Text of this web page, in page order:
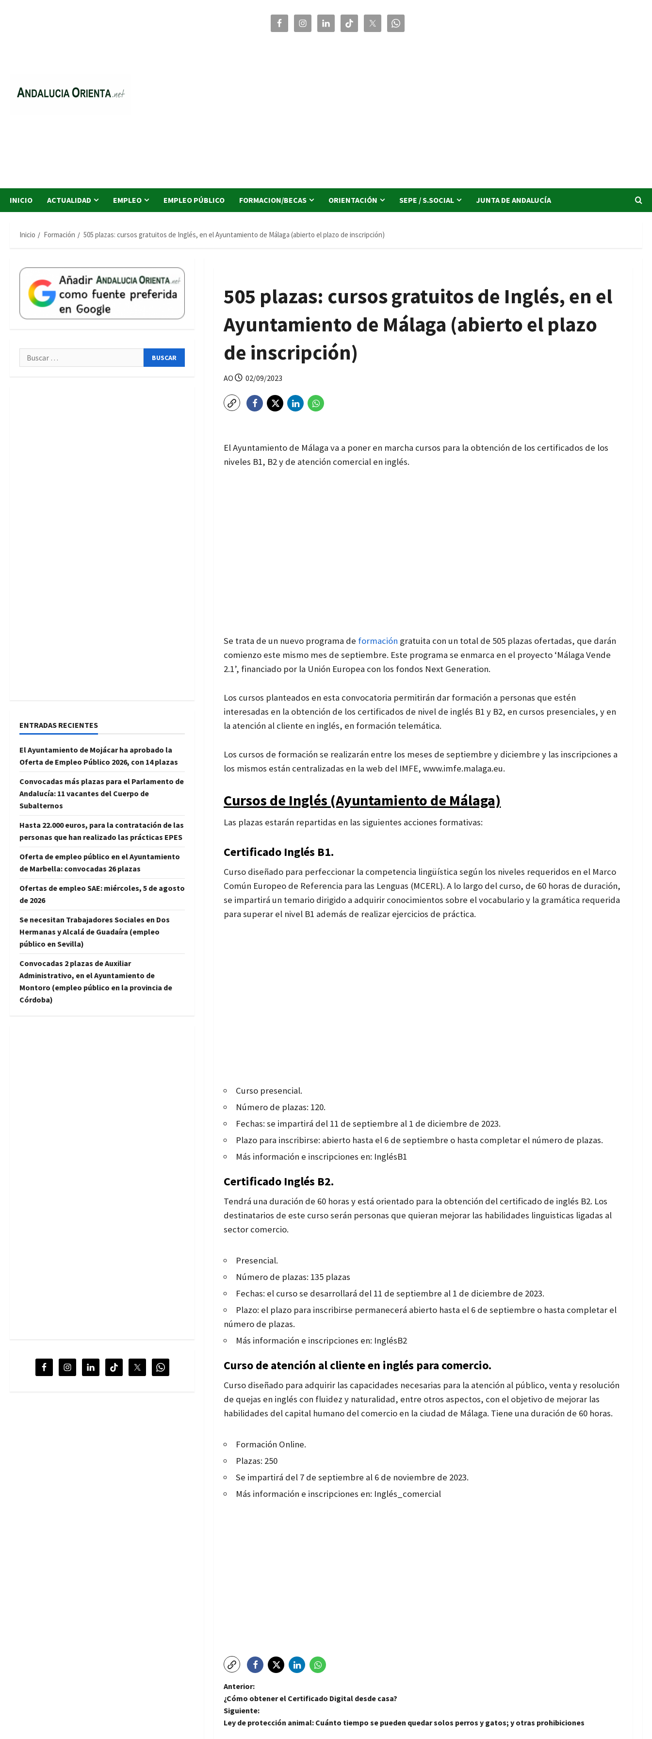
INICIO ACTUALIDAD EMPLEO EMPLEO PÚBLICO FORMACION/BECAS ORIENTACIÓN SEPE / S.SOCIAL JUNTA DE ANDALUCÍA
Inicio Formación 505 plazas: cursos gratuitos de Inglés, en el Ayuntamiento de Málaga (abierto el plazo de inscripción)
505 plazas: cursos gratuitos de Inglés, en el
Ayuntamiento de Málaga (abierto el plazo
de inscripción)
AO 02/09/2023
El Ayuntamiento de Málaga va a poner en marcha cursos para la obtención de los certificados de los
niveles B1, B2 y de atención comercial en inglés.
Se trata de un nuevo programa de formación gratuita con un total de 505 plazas ofertadas, que darán
comienzo este mismo mes de septiembre. Este programa se enmarca en el proyecto ‘Málaga Vende
2.1’, financiado por la Unión Europea con los fondos Next Generation.
Los cursos planteados en esta convocatoria permitirán dar formación a personas que estén
interesadas en la obtención de los certificados de nivel de inglés B1 y B2, en cursos presenciales, y en
la atención al cliente en inglés, en formación telemática.
Los cursos de formación se realizarán entre los meses de septiembre y diciembre y las inscripciones a
los mismos están centralizadas en la web del IMFE, www.imfe.malaga.eu.
Cursos de Inglés (Ayuntamiento de Málaga)
Las plazas estarán repartidas en las siguientes acciones formativas:
Certificado Inglés B1.
Curso diseñado para perfeccionar la competencia lingüística según los niveles requeridos en el Marco
Común Europeo de Referencia para las Lenguas (MCERL). A lo largo del curso, de 60 horas de duración,
se impartirá un temario dirigido a adquirir conocimientos sobre el vocabulario y la gramática requerida
para superar el nivel B1 además de realizar ejercicios de práctica.
Curso presencial.
Número de plazas: 120.
Fechas: se impartirá del 11 de septiembre al 1 de diciembre de 2023.
Plazo para inscribirse: abierto hasta el 6 de septiembre o hasta completar el número de plazas.
Más información e inscripciones en: InglésB1
Certificado Inglés B2.
Tendrá una duración de 60 horas y está orientado para la obtención del certificado de inglés B2. Los
destinatarios de este curso serán personas que quieran mejorar las habilidades linguisticas ligadas al
sector comercio.
Presencial.
Número de plazas: 135 plazas
Fechas: el curso se desarrollará del 11 de septiembre al 1 de diciembre de 2023.
Plazo: el plazo para inscribirse permanecerá abierto hasta el 6 de septiembre o hasta completar el
número de plazas.
Más información e inscripciones en: InglésB2
Curso de atención al cliente en inglés para comercio.
Curso diseñado para adquirir las capacidades necesarias para la atención al público, venta y resolución
de quejas en inglés con fluidez y naturalidad, entre otros aspectos, con el objetivo de mejorar las
habilidades del capital humano del comercio en la ciudad de Málaga. Tiene una duración de 60 horas.
Formación Online.
Plazas: 250
Se impartirá del 7 de septiembre al 6 de noviembre de 2023.
Más información e inscripciones en: Inglés_comercial
N
a
v
Anterior:
¿Cómo obtener el Certificado Digital desde casa?
Siguiente:
Ley de protección animal: Cuánto tiempo se pueden quedar solos perros y gatos; y otras prohibiciones
Buscar:
ENTRADAS RECIENTES
El Ayuntamiento de Mojácar ha aprobado la
Oferta de Empleo Público 2026, con 14 plazas
Convocadas más plazas para el Parlamento de
Andalucía: 11 vacantes del Cuerpo de
Subalternos
Hasta 22.000 euros, para la contratación de las
personas que han realizado las prácticas EPES
Oferta de empleo público en el Ayuntamiento
de Marbella: convocadas 26 plazas
Ofertas de empleo SAE: miércoles, 5 de agosto
de 2026
Se necesitan Trabajadores Sociales en Dos
Hermanas y Alcalá de Guadaíra (empleo
público en Sevilla)
Convocadas 2 plazas de Auxiliar
Administrativo, en el Ayuntamiento de
Montoro (empleo público en la provincia de
Córdoba)